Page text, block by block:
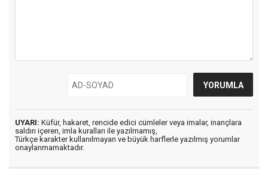
UYARI: Küfür, hakaret, rencide edici cümleler veya imalar, inançlara
saldırı içeren, imla kuralları ile yazılmamış,
Türkçe karakter kullanılmayan ve büyük harflerle yazılmış yorumlar
onaylanmamaktadır.